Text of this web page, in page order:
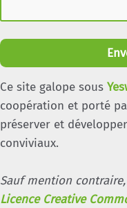
Ce site galope sous
coopération et porté
préserver et
conviviaux.
Sauf mention
Licence Creative